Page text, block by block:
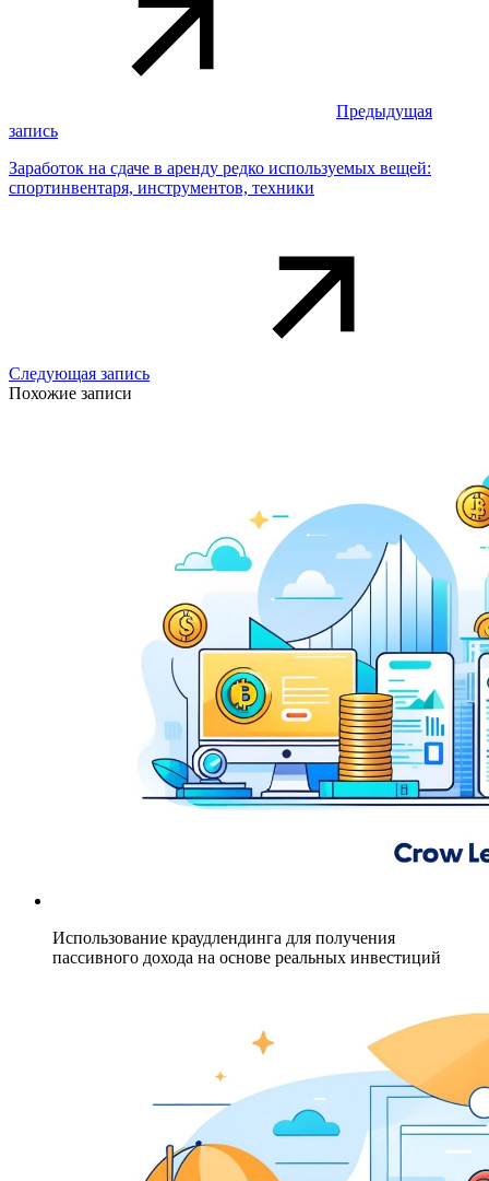
Предыдущая
запись
Заработок на сдаче в аренду редко используемых вещей:
спортинвентаря, инструментов, техники
Следующая запись
Похожие записи
Использование краудлендинга для получения
пассивного дохода на основе реальных инвестиций